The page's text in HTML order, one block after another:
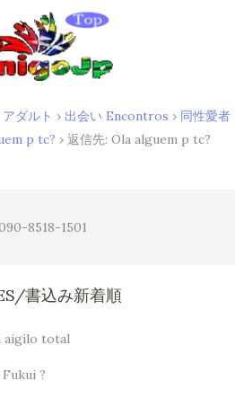
ダルト › 出会い Encontros › 同性愛者
p tc? › 返信先: Ola alguem p tc?
8518-1501
書込み新着順
aigilo total
?